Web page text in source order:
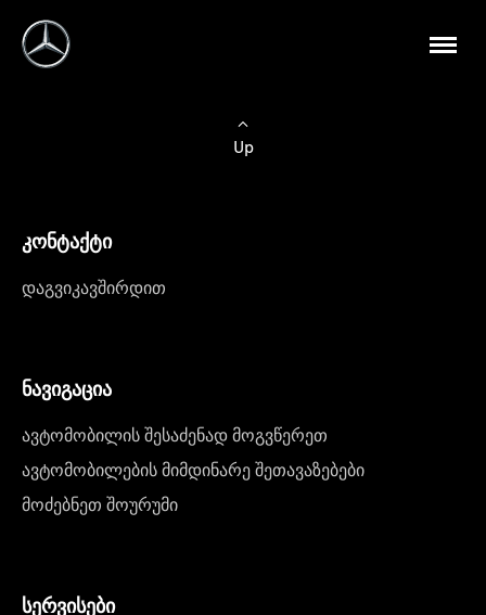
Up
კონტაქტი
დაგვიკავშირდით
ნავიგაცია
ავტომობილის შესაძენად მოგვწერეთ
ავტომობილების მიმდინარე შეთავაზებები
მოძებნეთ შოურუმი
სერვისები